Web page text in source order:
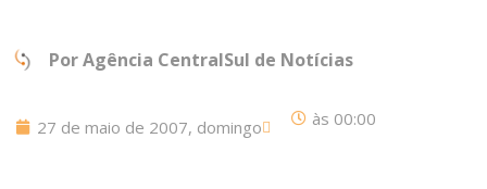
PorAgência CentralSul de Notícias
27 de maio de 2007, domingo às 00:00